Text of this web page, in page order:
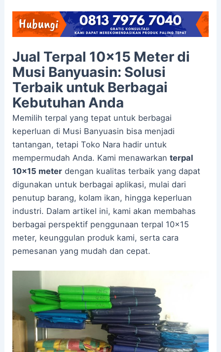
Jual Terpal 10×15 Meter di
Musi Banyuasin: Solusi
Terbaik untuk Berbagai
Kebutuhan Anda
Memilih terpal yang tepat untuk berbagai
keperluan di Musi Banyuasin bisa menjadi
tantangan, tetapi Toko Nara hadir untuk
mempermudah Anda. Kami menawarkanterpal
10×15 meter dengan kualitas terbaik yang dapat
digunakan untuk berbagai aplikasi, mulai dari
penutup barang, kolam ikan, hingga keperluan
industri. Dalam artikel ini, kami akan membahas
berbagai perspektif penggunaan terpal 10×15
meter, keunggulan produk kami, serta cara
pemesanan yang mudah dan cepat.